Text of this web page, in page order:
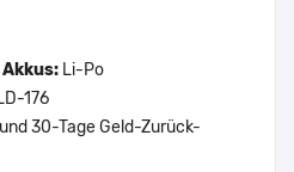
Li-Po
176
30-Tage Geld-Zurück-